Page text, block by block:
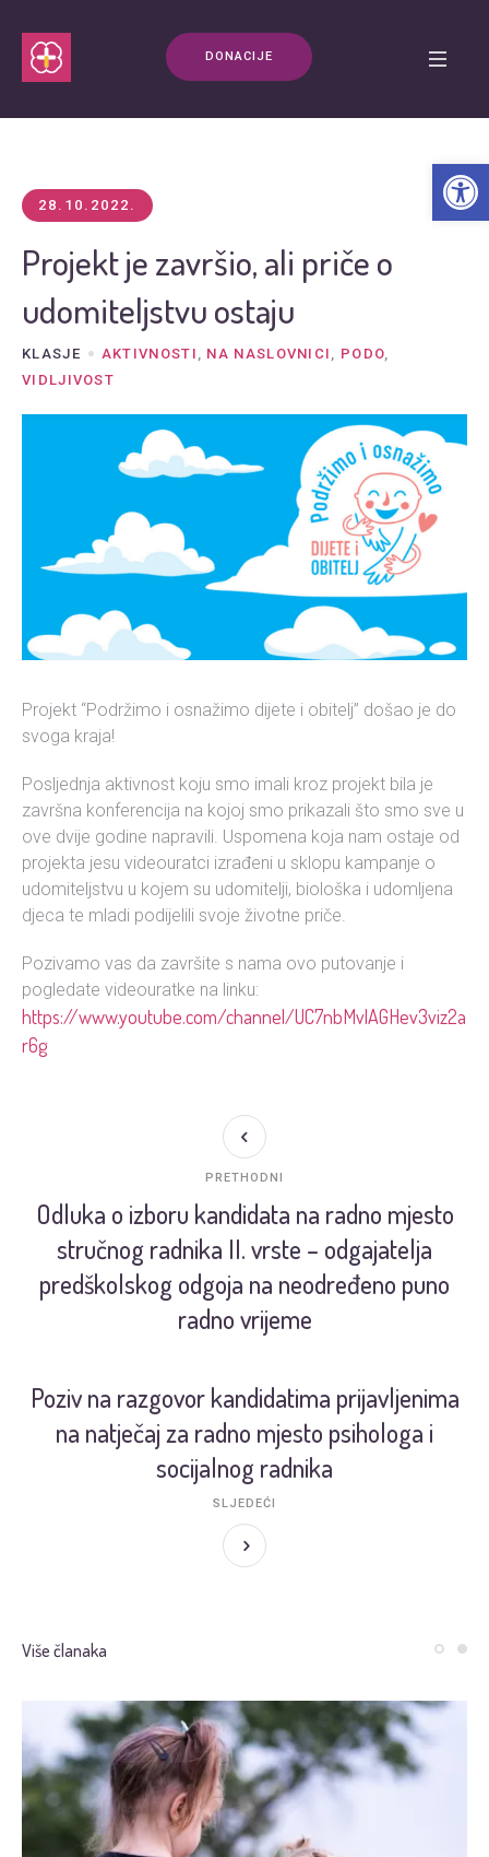
DONACIJE
28.10.2022.
Projekt je završio, ali priče o
udomiteljstvu ostaju
KLASJE AKTIVNOSTI , NA NASLOVNICI , PODO,
VIDLJIVOST
Projekt “Podržimo i osnažimo dijete i obitelj” došao je do
svoga kraja!
Posljednja aktivnost koju smo imali kroz projekt bila je
završna konferencija na kojoj smo prikazali što smo sve u
ove dvije godine napravili. Uspomena koja nam ostaje od
projekta jesu videouratci izrađeni u sklopu kampanje o
udomiteljstvu u kojem su udomitelji, biološka i udomljena
djeca te mladi podijelili svoje životne priče.
Pozivamo vas da završite s nama ovo putovanje i
pogledate videouratke na linku:
https://www.youtube.com/channel/UC7nbMvlAGHev3viz2aL-
r6g
Odluka o izboru kandidata na radno mjesto
stručnog radnika II. vrste – odgajatelja
predškolskog odgoja na neodređeno puno
radno vrijeme
PRETHODNI
Poziv na razgovor kandidatima prijavljenima
na natječaj za radno mjesto psihologa i
socijalnog radnika
SLJEDEĆI
Više članaka